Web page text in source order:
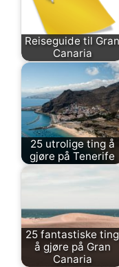
Reiseguide til Gran
Canaria
25 utrolige ting å
gjøre på Tenerife
25 fantastiske ting
å gjøre på Gran
Canaria